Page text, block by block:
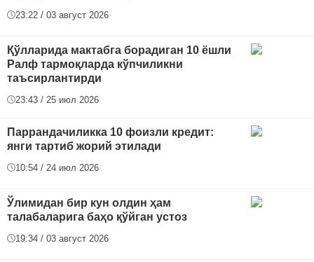
23:22 / 03 август 2026
Қўлларида мактабга борадиган 10 ёшли
Ралф тармоқларда кўпчиликни
таъсирлантирди
23:43 / 25 июл 2026
Паррандачиликка 10 фоизли кредит:
янги тартиб жорий этилади
10:54 / 24 июл 2026
Ўлимидан бир кун олдин ҳам
талабаларига баҳо қўйган устоз
19:34 / 03 август 2026